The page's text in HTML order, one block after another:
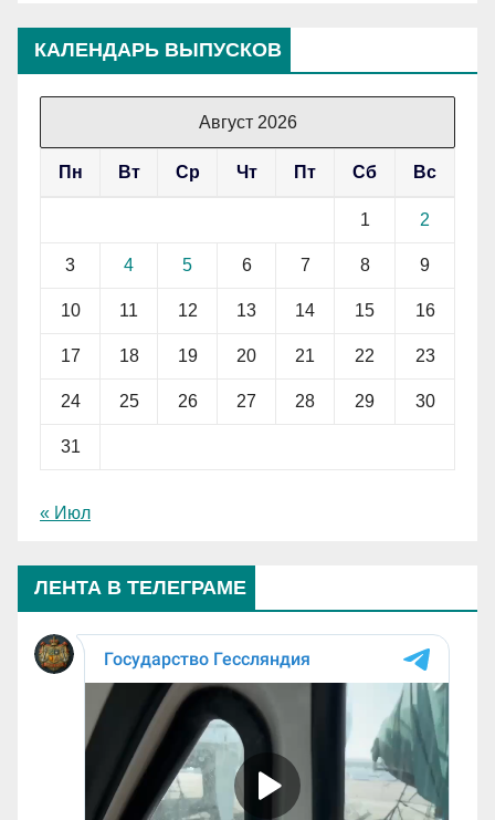
КАЛЕНДАРЬ ВЫПУСКОВ
Август 2026
Пн Вт Ср Чт Пт Сб Вс
1 2
3 4 5 6 7 8 9
10 11 12 13 14 15 16
17 18 19 20 21 22 23
24 25 26 27 28 29 30
31
« Июл
ЛЕНТА В ТЕЛЕГРАМЕ